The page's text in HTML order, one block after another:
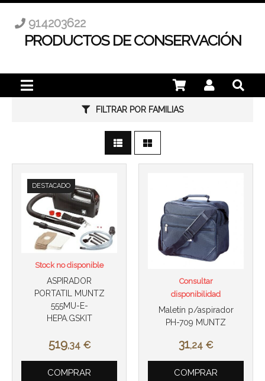
PRODUCTOS DE CONSERVACIÓN
914203622
FILTRAR POR FAMILIAS
DESTACADO
ASPIRADOR
PORTATIL MUNTZ
555MU-E-
HEPA.GSKIT
519,34 €
Stock no disponible
COMPRAR
Maletín p/aspirador
PH-709 MUNTZ
31,24 €
Consultar
disponibilidad
COMPRAR